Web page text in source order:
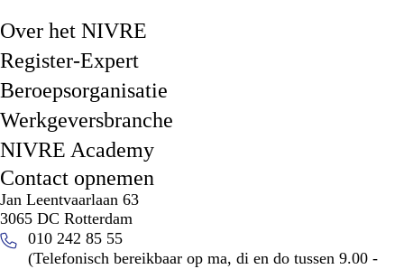
Over het NIVRE
Register-Expert
Beroepsorganisatie
Werkgeversbranche
NIVRE Academy
Contact opnemen
Jan Leentvaarlaan 63
3065 DC Rotterdam
010 242 85 55
(Telefonisch bereikbaar op ma, di en do tussen 9.00 -